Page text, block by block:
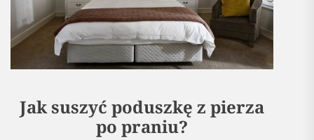
Jak suszyć poduszkę z pierza
po praniu?